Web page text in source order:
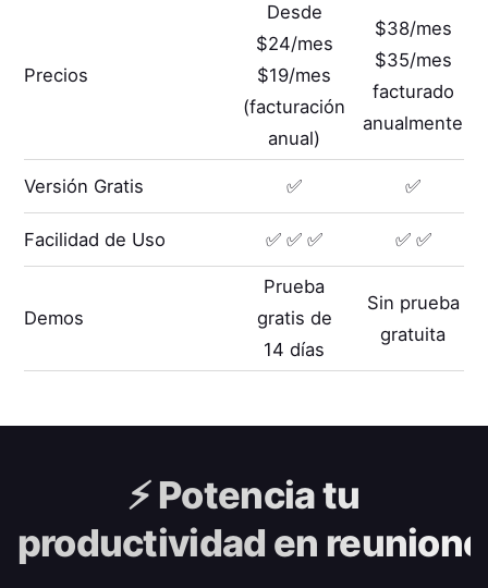
Precios
Desde
$24/mes
$19/mes
(facturación
anual)
$38/mes
$35/mes
facturado
anualmente
Versión Gratis ✅ ✅
Facilidad de Uso ✅ ✅ ✅ ✅ ✅
Demos
Prueba
gratis de
14 días
Sin prueba
gratuita
⚡️Potencia tu
productividad en